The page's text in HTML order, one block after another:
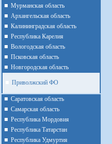
Мурманская область
Архангельская область
Калининградская область
Республика Карелия
Вологодская область
Псковская область
Новгородская область
Приволжский ФО
Cаратовская область
Cамарская область
Республика Мордовия
Республика Татарстан
Республика Удмуртия